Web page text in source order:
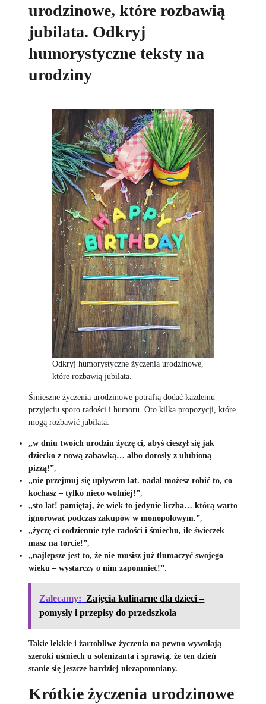
urodzinowe, które rozbawią
jubilata. Odkryj
humorystyczne teksty na
urodziny
Odkryj humorystyczne życzenia urodzinowe,
które rozbawią jubilata.
Śmieszne życzenia urodzinowe potrafią dodać każdemu
przyjęciu sporo radości i humoru. Oto kilka propozycji, które
mogą rozbawić jubilata:
„w dniu twoich urodzin życzę ci, abyś cieszył się jak
dziecko z nową zabawką… albo dorosły z ulubioną
pizzą!”,
„nie przejmuj się upływem lat. nadal możesz robić to, co
kochasz – tylko nieco wolniej!”,
„sto lat! pamiętaj, że wiek to jedynie liczba… którą warto
ignorować podczas zakupów w monopolowym.”,
„życzę ci codziennie tyle radości i śmiechu, ile świeczek
masz na torcie!”,
„najlepsze jest to, że nie musisz już tłumaczyć swojego
wieku – wystarczy o nim zapomnieć!”.
Zalecamy: Zajęcia kulinarne dla dzieci –
pomysły i przepisy do przedszkola
Takie lekkie i żartobliwe życzenia na pewno wywołają
szeroki uśmiech u solenizanta i sprawią, że ten dzień
stanie się jeszcze bardziej niezapomniany.
Krótkie życzenia urodzinowe